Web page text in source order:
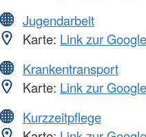
Jugendarbeit
Karte: Link zur
Krankentransport
Karte: Link zur
Kurzzeitpflege